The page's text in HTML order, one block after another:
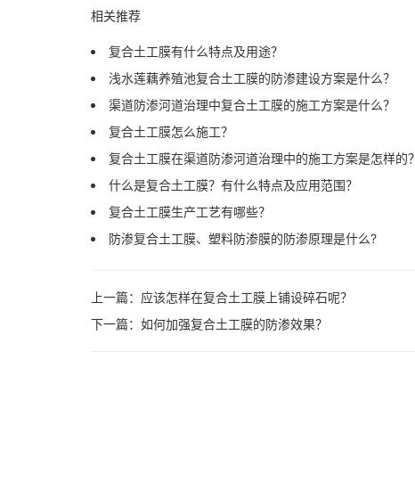
相关推荐
复合土工膜有什么特点及用途？
浅水莲藕养殖池复合土工膜的防渗建设方案是什么？
渠道防渗河道治理中复合土工膜的施工方案是什么？
复合土工膜怎么施工？
复合土工膜在渠道防渗河道治理中的施工方案是怎样的？
什么是复合土工膜？有什么特点及应用范围？
复合土工膜生产工艺有哪些？
防渗复合土工膜、塑料防渗膜的防渗原理是什么?
上一篇： 应该怎样在复合土工膜上铺设碎石呢？
下一篇： 如何加强复合土工膜的防渗效果？